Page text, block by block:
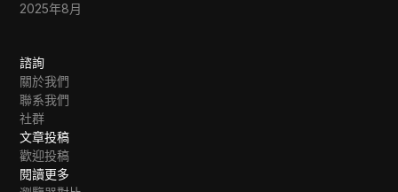
2025年8月
諮詢
關於我們
聯系我們
社群
文章投稿
歡迎投稿
閱讀更多